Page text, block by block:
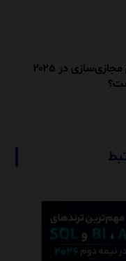
VMware یا Proxmox کدام پلتفرم مجازی‌سازی در ۲۰۲۵